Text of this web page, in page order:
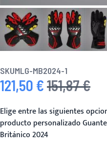
SKUMLG-MB2024-1
Precio especial
121,50 € Precio habitual
151,87 €
Elige entre las siguientes
producto personalizado
Británico 2024